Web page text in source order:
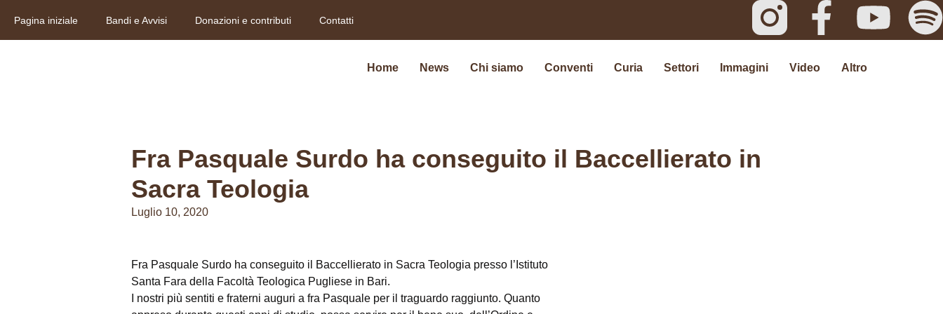
Pagina iniziale Bandi e Avvisi Donazioni e contributi Contatti
Home News Chi siamo Conventi Curia Settori Immagini Video Altro
Fra Pasquale Surdo ha conseguito il Baccellierato in
Sacra Teologia
Luglio 10, 2020
Fra Pasquale Surdo ha conseguito il Baccellierato in Sacra Teologia presso l’Istituto
Santa Fara della Facoltà Teologica Pugliese in Bari.
I nostri più sentiti e fraterni auguri a fra Pasquale per il traguardo raggiunto. Quanto